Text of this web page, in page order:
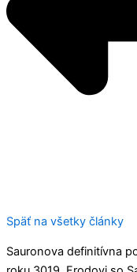
Späť na všetky články
Sauronova definitívna